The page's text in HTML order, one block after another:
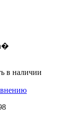
в наличии